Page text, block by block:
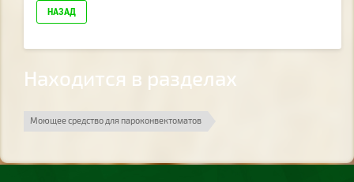
НАЗАД
Находится в разделах
Моющее средство для пароконвектоматов